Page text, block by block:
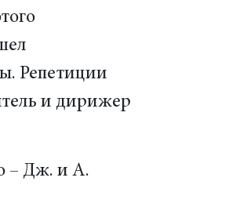
Репетиции
и дирижер
– Дж. и А.